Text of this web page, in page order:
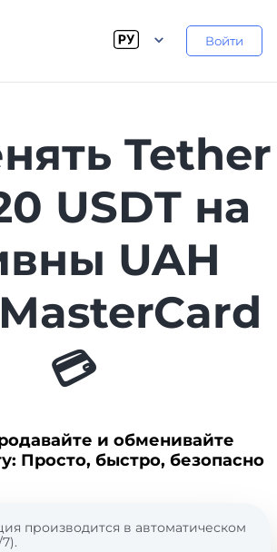
Войти
Tether
USDT на
UAH
💳
и обменивайте
Просто, быстро, безопасно
производится в автоматическом